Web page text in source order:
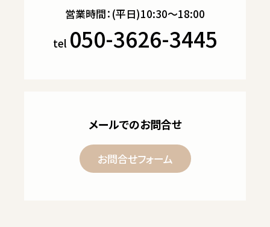
営業時間：(平日)10:30～18:00
tel 050-3626-3445
メールでのお問合せ
お問合せフォーム